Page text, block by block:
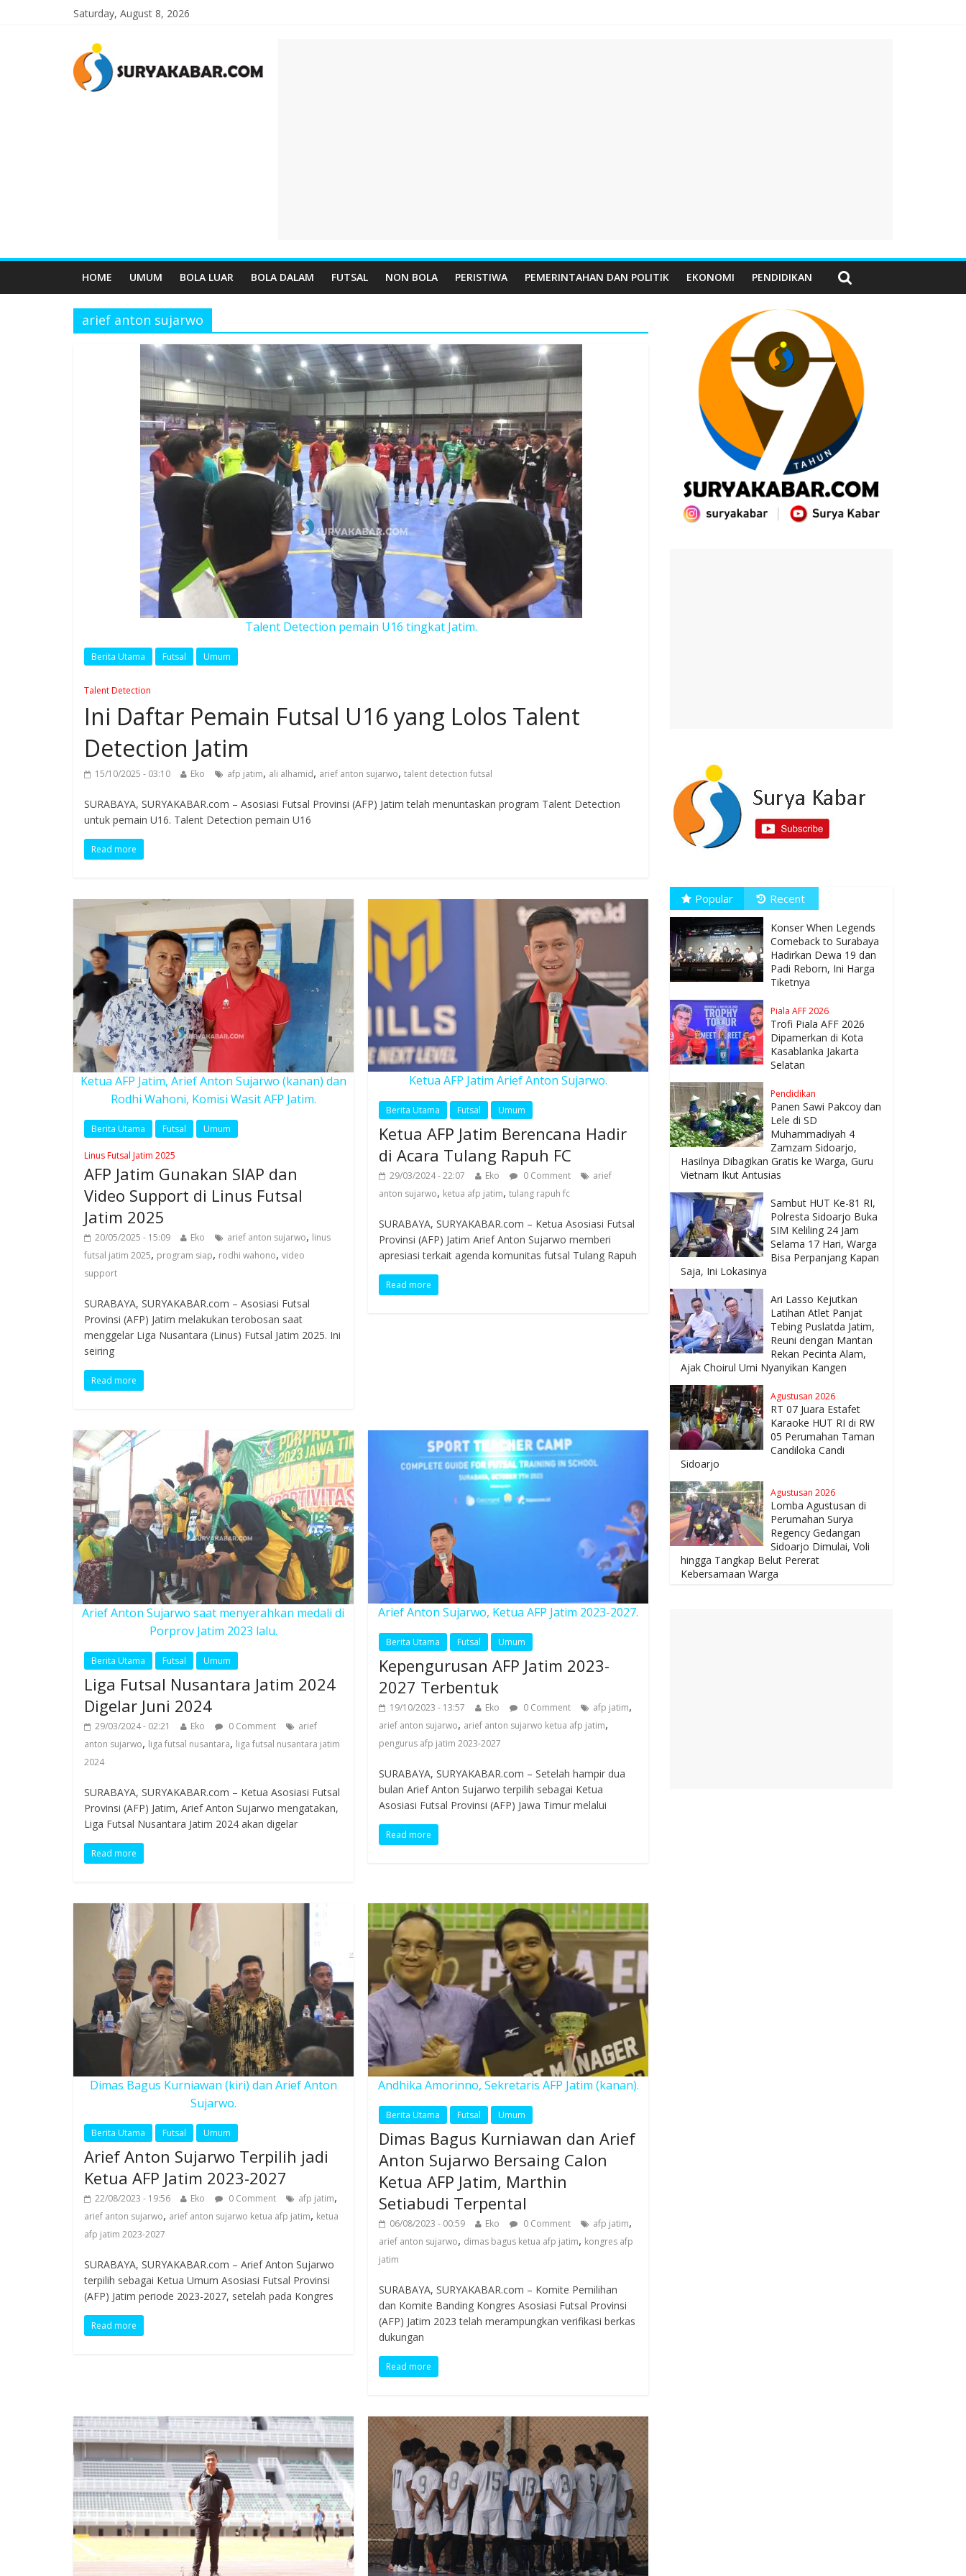
Saturday, August 8, 2026
HOME UMUM BOLA LUAR BOLA DALAM FUTSAL NON BOLA PERISTIWA PEMERINTAHAN DAN POLITIK EKONOMI PENDIDIKAN
arief anton sujarwo
Talent Detection pemain U16 tingkat Jatim.
Berita Utama Futsal Umum
Talent Detection
Ini Daftar Pemain Futsal U16 yang Lolos Talent
Detection Jatim
15/10/2025 - 03:10 Eko afp jatim, ali alhamid, arief anton sujarwo, talent detection futsal
SURABAYA, SURYAKABAR.com – Asosiasi Futsal Provinsi (AFP) Jatim telah menuntaskan program Talent Detection
untuk pemain U16. Talent Detection pemain U16
Read more
Ketua AFP Jatim, Arief Anton Sujarwo (kanan) dan
Rodhi Wahoni, Komisi Wasit AFP Jatim.
Berita Utama Futsal Umum
Linus Futsal Jatim 2025
AFP Jatim Gunakan SIAP dan
Video Support di Linus Futsal
Jatim 2025
20/05/2025 - 15:09 Eko arief anton sujarwo, linus
futsal jatim 2025, program siap, rodhi wahono, video
support
SURABAYA, SURYAKABAR.com – Asosiasi Futsal
Provinsi (AFP) Jatim melakukan terobosan saat
menggelar Liga Nusantara (Linus) Futsal Jatim 2025. Ini
seiring
Read more
Ketua AFP Jatim Arief Anton Sujarwo.
Berita Utama Futsal Umum
Ketua AFP Jatim Berencana Hadir
di Acara Tulang Rapuh FC
29/03/2024 - 22:07 Eko 0 Comment
arief
anton sujarwo, ketua afp jatim,tulang rapuh fc
SURABAYA, SURYAKABAR.com – Ketua Asosiasi Futsal
Provinsi (AFP) Jatim Arief Anton Sujarwo memberi
apresiasi terkait agenda komunitas futsal Tulang Rapuh
Read more
Arief Anton Sujarwo saat menyerahkan medali di
Porprov Jatim 2023 lalu.
Berita Utama Futsal Umum
Liga Futsal Nusantara Jatim 2024
Digelar Juni 2024
29/03/2024 - 02:21 Eko 0 Comment
arief
anton sujarwo, liga futsal nusantara, liga futsal nusantara jatim
2024
SURABAYA, SURYAKABAR.com – Ketua Asosiasi Futsal
Provinsi (AFP) Jatim, Arief Anton Sujarwo mengatakan,
Liga Futsal Nusantara Jatim 2024 akan digelar
Read more
Arief Anton Sujarwo, Ketua AFP Jatim 2023-2027.
Berita Utama Futsal Umum
Kepengurusan AFP Jatim 2023-
2027 Terbentuk
19/10/2023 - 13:57 Eko 0 Comment afp jatim,
arief anton sujarwo, arief anton sujarwo ketua afp jatim,
pengurus afp jatim 2023-2027
SURABAYA, SURYAKABAR.com – Setelah hampir dua
bulan Arief Anton Sujarwo terpilih sebagai Ketua
Asosiasi Futsal Provinsi (AFP) Jawa Timur melalui
Read more
Dimas Bagus Kurniawan (kiri) dan Arief Anton
Sujarwo.
Berita Utama Futsal Umum
Arief Anton Sujarwo Terpilih jadi
Ketua AFP Jatim 2023-2027
22/08/2023 - 19:56 Eko 0 Comment afp jatim,
arief anton sujarwo, arief anton sujarwo ketua afp jatim, ketua
afp jatim 2023-2027
SURABAYA, SURYAKABAR.com – Arief Anton Sujarwo
terpilih sebagai Ketua Umum Asosiasi Futsal Provinsi
(AFP) Jatim periode 2023-2027, setelah pada Kongres
Read more
Andhika Amorinno, Sekretaris AFP Jatim (kanan).
Berita Utama Futsal Umum
Dimas Bagus Kurniawan dan Arief
Anton Sujarwo Bersaing Calon
Ketua AFP Jatim, Marthin
Setiabudi Terpental
06/08/2023 - 00:59 Eko 0 Comment afp jatim,
arief anton sujarwo, dimas bagus ketua afp jatim, kongres afp
jatim
SURABAYA, SURYAKABAR.com – Komite Pemilihan
dan Komite Banding Kongres Asosiasi Futsal Provinsi
(AFP) Jatim 2023 telah merampungkan verifikasi berkas
dukungan
Read more
Popular Recent
Konser When Legends
Comeback to Surabaya
Hadirkan Dewa 19 dan
Padi Reborn, Ini Harga
Tiketnya
Piala AFF 2026
Trofi Piala AFF 2026
Dipamerkan di Kota
Kasablanka Jakarta
Selatan
Pendidikan
Panen Sawi Pakcoy dan
Lele di SD
Muhammadiyah 4
Zamzam Sidoarjo,
Hasilnya Dibagikan Gratis ke Warga, Guru
Vietnam Ikut Antusias
Sambut HUT Ke-81 RI,
Polresta Sidoarjo Buka
SIM Keliling 24 Jam
Selama 17 Hari, Warga
Bisa Perpanjang Kapan
Saja, Ini Lokasinya
Ari Lasso Kejutkan
Latihan Atlet Panjat
Tebing Puslatda Jatim,
Reuni dengan Mantan
Rekan Pecinta Alam,
Ajak Choirul Umi Nyanyikan Kangen
Agustusan 2026
RT 07 Juara Estafet
Karaoke HUT RI di RW
05 Perumahan Taman
Candiloka Candi
Sidoarjo
Agustusan 2026
Lomba Agustusan di
Perumahan Surya
Regency Gedangan
Sidoarjo Dimulai, Voli
hingga Tangkap Belut Pererat
Kebersamaan Warga